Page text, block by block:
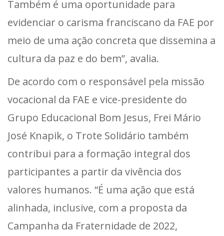
Também é uma oportunidade para
evidenciar o carisma franciscano da FAE por
meio de uma ação concreta que dissemina a
cultura da paz e do bem”, avalia.
De acordo com o responsável pela missão
vocacional da FAE e vice-presidente do
Grupo Educacional Bom Jesus, Frei Mário
José Knapik, o Trote Solidário também
contribui para a formação integral dos
participantes a partir da vivência dos
valores humanos. “É uma ação que está
alinhada, inclusive, com a proposta da
Campanha da Fraternidade de 2022,